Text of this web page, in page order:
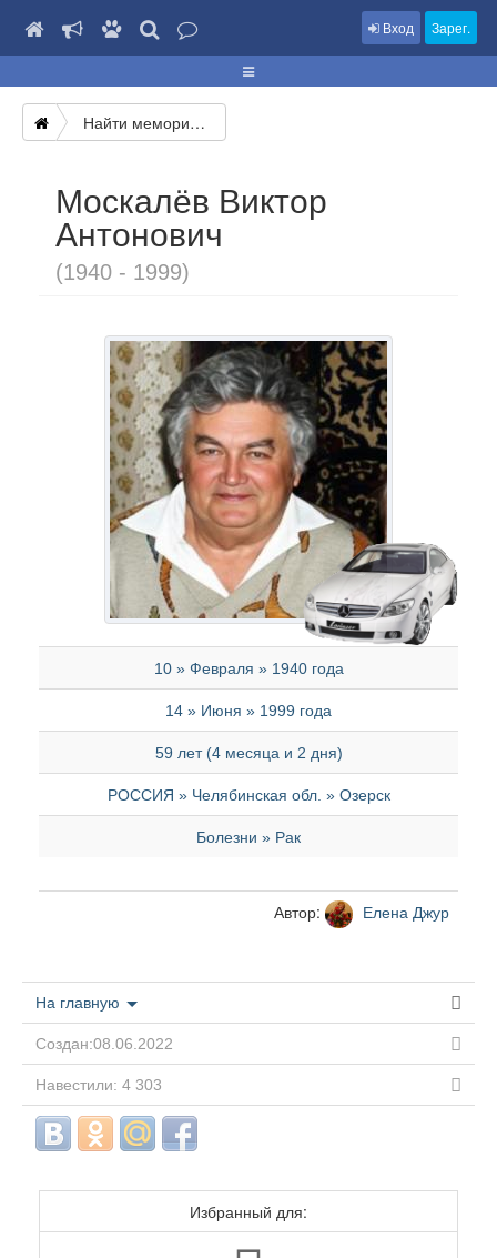
Вход Зарег.
Найти мемориал
Москалёв Виктор
Антонович
(1940 - 1999)
10 » Февраля » 1940 года
14 » Июня » 1999 года
59 лет (4 месяца и 2 дня)
РОССИЯ » Челябинская обл. » Озерск
Болезни » Рак
Автор: Елена Джур
На главную
Создан:08.06.2022
Навестили: 4 303
Избранный для: